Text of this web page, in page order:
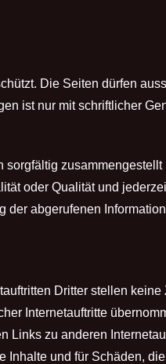
Die Seiten dürfen
ist nur mit schriftlicher
zusammengestellt
oder Qualität und
der abgerufenen
Dritter stellen
Internetauftritte
Links zu anderen
Inhalte und für Schäden,